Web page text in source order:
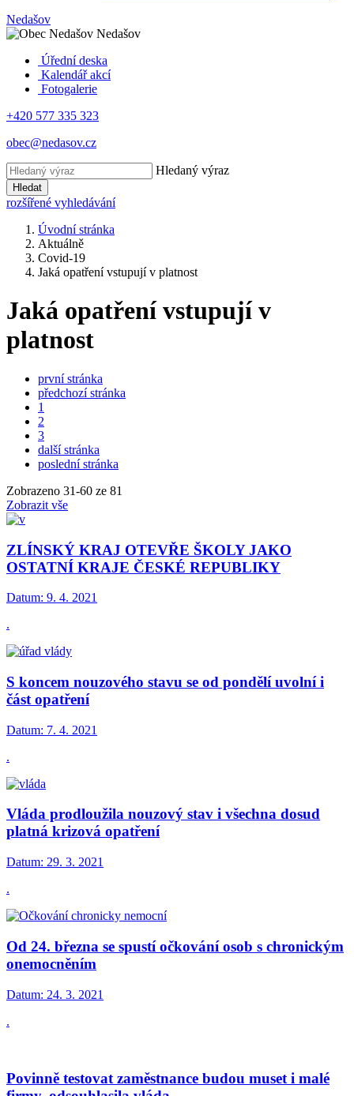
Nedašov
Nedašov
Úřední deska
Kalendář akcí
Fotogalerie
+420 577 335 323
obec@nedasov.cz
Hledaný výraz
Hledat
rozšířené vyhledávání
Úvodní stránka
Aktuálně
Covid-19
Jaká opatření vstupují v platnost
Jaká opatření vstupují v
platnost
první stránka
předchozí stránka
1
2
3
další stránka
poslední stránka
Zobrazeno 31-60 ze 81
Zobrazit vše
ZLÍNSKÝ KRAJ OTEVŘE ŠKOLY JAKO
OSTATNÍ KRAJE ČESKÉ REPUBLIKY
Datum: 9. 4. 2021
.
S koncem nouzového stavu se od pondělí uvolní i
část opatření
Datum: 7. 4. 2021
.
Vláda prodloužila nouzový stav i všechna dosud
platná krizová opatření
Datum: 29. 3. 2021
.
Od 24. března se spustí očkování osob s chronickým
onemocněním
Datum: 24. 3. 2021
.
Povinně testovat zaměstnance budou muset i malé